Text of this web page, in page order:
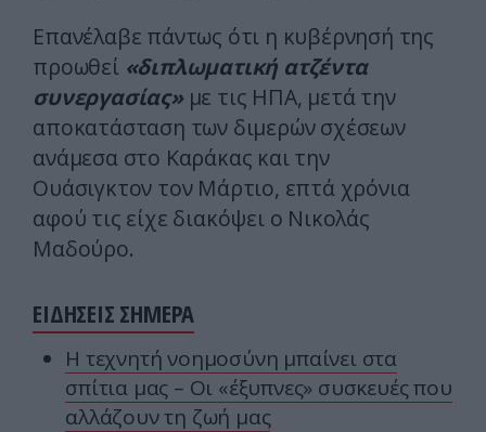
Επανέλαβε πάντως ότι η κυβέρνησή της
προωθεί «διπλωματική ατζέντα
συνεργασίας»με τις ΗΠΑ, μετά την
αποκατάσταση των διμερών σχέσεων
ανάμεσα στο Καράκας και την
Ουάσιγκτον τον Μάρτιο, επτά χρόνια
αφού τις είχε διακόψει ο Νικολάς
Μαδούρο.
ΕΙΔΗΣΕΙΣ ΣΗΜΕΡΑ
Η τεχνητή νοημοσύνη μπαίνει στα
σπίτια μας – Οι «έξυπνες» συσκευές που
αλλάζουν τη ζωή μας